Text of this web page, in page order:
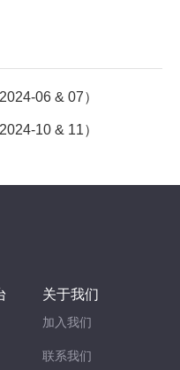
06 & 07）
10 & 11）
关于我们
加入我们
联系我们